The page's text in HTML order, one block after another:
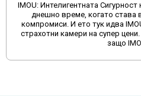
IMOU: Интелигентната
днешно време, когато става
компромиси. И ето тук идва
страхотни камери на супер
защо